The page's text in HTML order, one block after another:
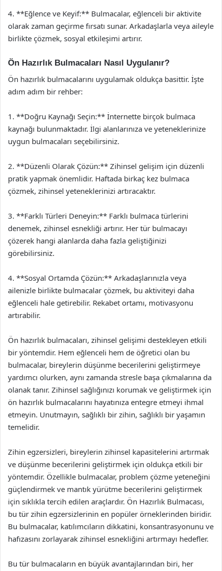
4. **Eğlence ve Keyif:** Bulmacalar, eğlenceli bir aktivite
olarak zaman geçirme fırsatı sunar. Arkadaşlarla veya aileyle
birlikte çözmek, sosyal etkileşimi artırır.
Ön Hazırlık Bulmacaları Nasıl Uygulanır?
Ön hazırlık bulmacalarını uygulamak oldukça basittir. İşte
adım adım bir rehber:
1. **Doğru Kaynağı Seçin:** İnternette birçok bulmaca
kaynağı bulunmaktadır. İlgi alanlarınıza ve yeteneklerinize
uygun bulmacaları seçebilirsiniz.
2. **Düzenli Olarak Çözün:** Zihinsel gelişim için düzenli
pratik yapmak önemlidir. Haftada birkaç kez bulmaca
çözmek, zihinsel yeteneklerinizi artıracaktır.
3. **Farklı Türleri Deneyin:** Farklı bulmaca türlerini
denemek, zihinsel esnekliği artırır. Her tür bulmacayı
çözerek hangi alanlarda daha fazla geliştiğinizi
görebilirsiniz.
4. **Sosyal Ortamda Çözün:** Arkadaşlarınızla veya
ailenizle birlikte bulmacalar çözmek, bu aktiviteyi daha
eğlenceli hale getirebilir. Rekabet ortamı, motivasyonu
artırabilir.
Ön hazırlık bulmacaları, zihinsel gelişimi destekleyen etkili
bir yöntemdir. Hem eğlenceli hem de öğretici olan bu
bulmacalar, bireylerin düşünme becerilerini geliştirmeye
yardımcı olurken, aynı zamanda stresle başa çıkmalarına da
olanak tanır. Zihinsel sağlığınızı korumak ve geliştirmek için
ön hazırlık bulmacalarını hayatınıza entegre etmeyi ihmal
etmeyin. Unutmayın, sağlıklı bir zihin, sağlıklı bir yaşamın
temelidir.
Zihin egzersizleri, bireylerin zihinsel kapasitelerini artırmak
ve düşünme becerilerini geliştirmek için oldukça etkili bir
yöntemdir. Özellikle bulmacalar, problem çözme yeteneğini
güçlendirmek ve mantık yürütme becerilerini geliştirmek
için sıklıkla tercih edilen araçlardır. Ön Hazırlık Bulmacası,
bu tür zihin egzersizlerinin en popüler örneklerinden biridir.
Bu bulmacalar, katılımcıların dikkatini, konsantrasyonunu ve
hafızasını zorlayarak zihinsel esnekliğini artırmayı hedefler.
Bu tür bulmacaların en büyük avantajlarından biri, her